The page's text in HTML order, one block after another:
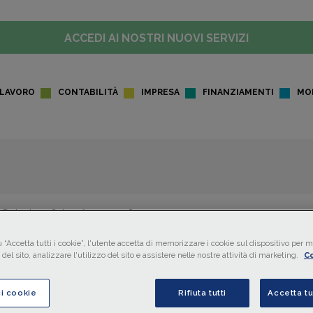
ACCEDI AI NOSTRI NUOVI SERVIZI
LAVORO CONTABILITÀ IMPRESA FINANZIAMENTI
Sabato 06/04/2024 • 06:00
Come cambia l'IVA con il
Adempimenti tributari
In questo secondo episodio della mini serie video
“Accetta tutti i cookie”, l'utente accetta di memorizzare i cookie sul dispositivo per
sito, analizzare l'utilizzo del sito e assistere nelle nostre attività di marketing.
cookie Rifiuta tutti Accetta